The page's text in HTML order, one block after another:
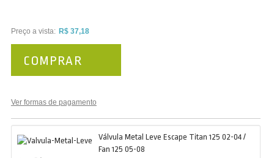
Preço a vista: R$ 37,18
Ver formas de pagamento
Válvula Metal Leve Escape Titan 125 02-04 /
Fan 125 05-08
COMPRAR